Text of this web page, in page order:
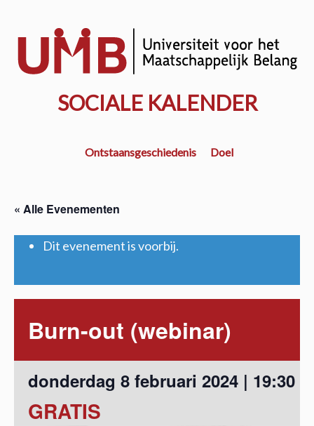
hoofd
SOCIALE KALENDER
Ontstaansgeschiedenis Doel
« Alle Evenementen
Dit evenement is voorbij.
Burn-out (webinar)
donderdag 8 februari 2024 | 19:30
GRATIS